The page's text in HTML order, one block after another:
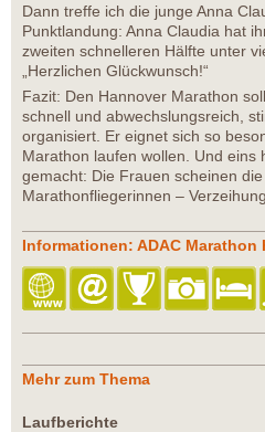
Dann treffe ich die junge Anna
Punktlandung: Anna Claudia hat
zweiten schnelleren Hälfte unter
„Herzlichen Glückwunsch!“
Fazit: Den Hannover Marathon
schnell und abwechslungsreich,
organisiert. Er eignet sich so
Marathon laufen wollen. Und eins
gemacht: Die Frauen scheinen
Marathonfliegerinnen –
Informationen: ADAC Marathon
Mehr zum Thema
Laufberichte